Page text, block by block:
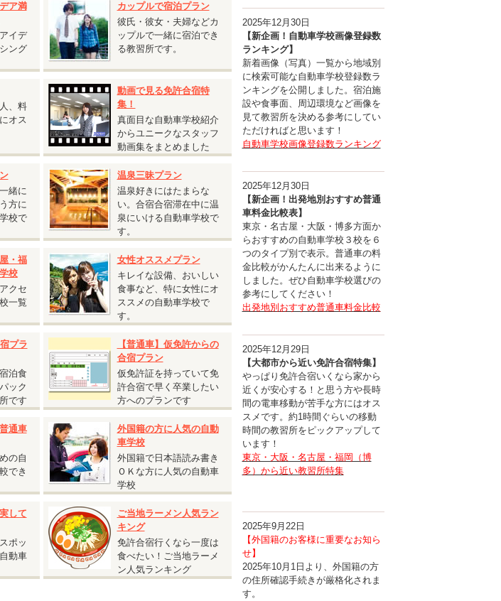
人気の鳥取県 校内寮限定キャンペーン』
◆
取県 校内寮限定キャンペーン』
すべての入校日
225,500円
ップ
込11,000円引
プランと同様です。
なる場合がございます。あらかじめご了承くださ
円割引キャンペーン』
引キャンペーン』
入校日は 税込5,000円割引！
割引あり】
入校は
最大税込10,000円割引！
入校は
最大税込15,000円割引！
日』
の入校日
ア満
イデ
ング
カップルで宿泊プラン
彼氏・彼女・夫婦などカ
ップルで一緒に宿泊でき
る教習所です。
、料
オス
動画で見る免許合宿特
集！
真面目な自動車学校紹介
からユニークなスタッフ
動画集をまとめました
緒に
方に
校で
温泉三昧プラン
温泉好きにはたまらな
い。合宿合宿滞在中に温
泉にいける自動車学校で
す。
・福
校
クセ
一覧
女性オススメプラン
キレイな設備、おいしい
食事など、特に女性にオ
ススメの自動車学校で
す。
プラ
泊食
ック
です
【普通車】仮免許からの
合宿プラン
仮免許証を持っていて免
許合宿で早く卒業したい
方へのプランです
通車
の自
でき
外国籍の方に人気の自動
車学校
外国籍で日本語読み書き
ＯＫな方に人気の自動車
学校
して
ポッ
動車
ご当地ラーメン人気ラン
キング
免許合宿行くなら一度は
食べたい！ご当地ラーメ
ン人気ランキング
2025年12月30日
【新企画！自動車学校画像登録数
ランキング】
新着画像（写真）一覧から地域別
に検索可能な自動車学校登録数ラ
ンキングを公開しました。宿泊施
設や食事面、周辺環境など画像を
見て教習所を決める参考にしてい
ただければと思います！
自動車学校画像登録数ランキング
2025年12月30日
【新企画！出発地別おすすめ普通
車料金比較表】
東京・名古屋・大阪・博多方面か
らおすすめの自動車学校３校を６
つのタイプ別で表示。普通車の料
金比較がかんたんに出来るように
しました。ぜひ自動車学校選びの
参考にしてください！
出発地別おすすめ普通車料金比較
2025年12月29日
【大都市から近い免許合宿特集】
やっぱり免許合宿いくなら家から
近くが安心する！と思う方や長時
間の電車移動が苦手な方にはオス
スメです。約1時間ぐらいの移動
時間の教習所をピックアップして
います！
東京・大阪・名古屋・福岡（博
多）から近い教習所特集
2025年9月22日
【外国籍のお客様に重要なお知ら
せ】
2025年10月1日より、外国籍の方
の住所確認手続きが厳格化されま
す。